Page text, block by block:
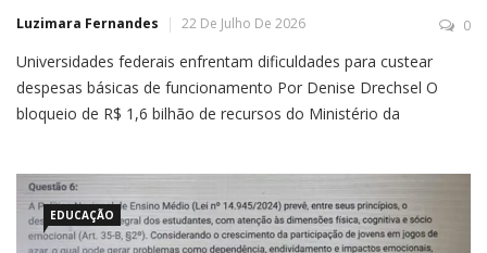
Luzimara Fernandes 22 De Julho De 2026 0
Universidades federais enfrentam dificuldades para custear
despesas básicas de funcionamento Por Denise Drechsel O
bloqueio de R$ 1,6 bilhão de recursos do Ministério da
colocar em risco o pagamento de serviços essenciais, como
contas de água e energia, além […]
EDUCAÇÃO